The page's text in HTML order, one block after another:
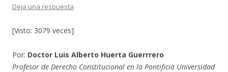
Deja una respuesta
[Visto: 3079 veces]
Por: Doctor Luis Alberto Huerta Guerrrero
Profesor de Derecho Constitucional en la Pontificia Universidad